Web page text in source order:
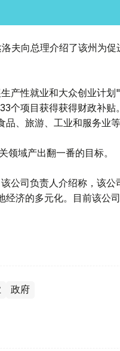
夫向总理介绍了该州为
产性就业和大众创业计
个项目获得获得财政补
、旅游、工业和服务业等
领域产出翻一番的目标。
公司负责人介绍称，该
经济的多元化。目前该公
政府